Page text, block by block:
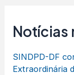
Notícias
SINDPD-DF
Extraordinária